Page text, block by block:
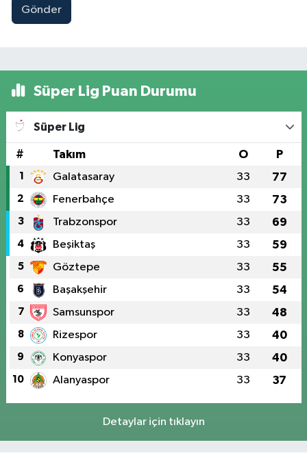
Gönder
Süper Lig Puan Durumu
Süper Lig
# Takım O P
1 Galatasaray 33 77
2 Fenerbahçe 33 73
3 Trabzonspor 33 69
4 Beşiktaş 33 59
5 Göztepe 33 55
6 Başakşehir 33 54
7 Samsunspor 33 48
8 Rizespor 33 40
9 Konyaspor 33 40
10 Alanyaspor 33 37
Detaylar için tıklayın